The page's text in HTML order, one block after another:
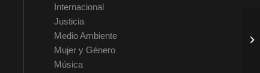
Internacional
Justicia
Medio Ambiente
Mujer y Género
Música